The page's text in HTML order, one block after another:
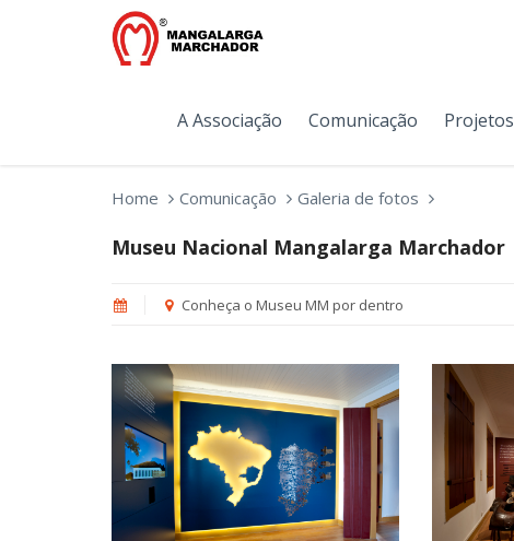
A Associação Comunicação Projetos
Home Comunicação Galeria de fotos
Museu Nacional Mangalarga Marchador
Conheça o Museu MM por dentro